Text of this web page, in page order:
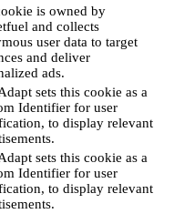
is owned by
and collects
user data to target
and deliver
ads.
sets this cookie as a
Identifier for user
to display relevant
sets this cookie as a
Identifier for user
to display relevant